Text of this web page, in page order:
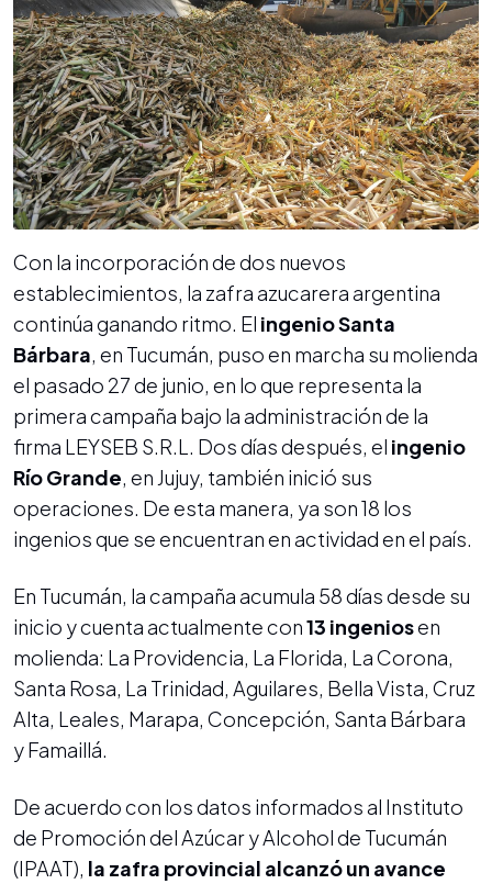
Con la incorporación de dos nuevos
establecimientos, la zafra azucarera argentina
continúa ganando ritmo. El ingenio Santa
Bárbara, en Tucumán, puso en marcha su molienda
el pasado 27 de junio, en lo que representa la
primera campaña bajo la administración de la
firma LEYSEB S.R.L. Dos días después, el ingenio
Río Grande, en Jujuy, también inició sus
operaciones. De esta manera, ya son 18 los
ingenios que se encuentran en actividad en el país.
En Tucumán, la campaña acumula 58 días desde su
inicio y cuenta actualmente con13 ingeniosen
molienda: La Providencia, La Florida, La Corona,
Santa Rosa, La Trinidad, Aguilares, Bella Vista, Cruz
Alta, Leales, Marapa, Concepción, Santa Bárbara
y Famaillá.
De acuerdo con los datos informados al Instituto
de Promoción del Azúcar y Alcohol de Tucumán
(IPAAT), la zafra provincial alcanzó un avance